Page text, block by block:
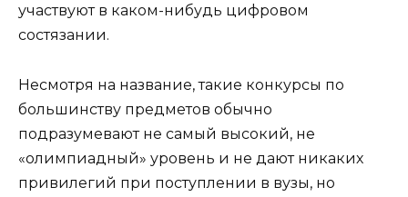
участвуют в каком-нибудь цифровом
состязании.
Несмотря на название, такие конкурсы по
большинству предметов обычно
подразумевают не самый высокий, не
«олимпиадный» уровень и не дают никаких
привилегий при поступлении в вузы, но